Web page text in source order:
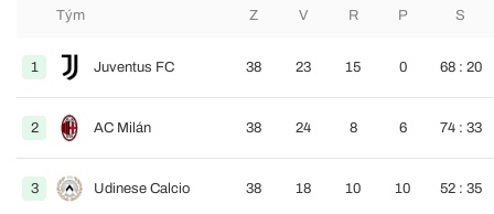
Tým Z V R P S
1 Juventus FC 38 23 15 0 68 : 20
2 AC Milán 38 24 8 6 74 : 33
3 Udinese Calcio 38 18 10 10 52 : 35